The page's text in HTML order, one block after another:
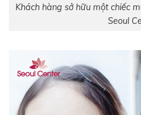
Khách hàng sở hữu một chiếc
Seoul